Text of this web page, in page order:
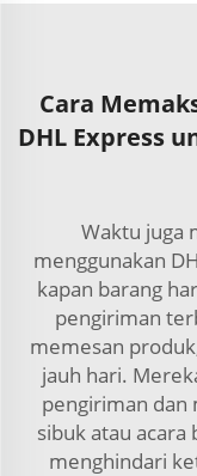
Cara
DHL Express
Waktu juga
menggunakan
kapan barang
pengiriman
memesan
jauh hari.
pengiriman dan
sibuk atau
menghindari